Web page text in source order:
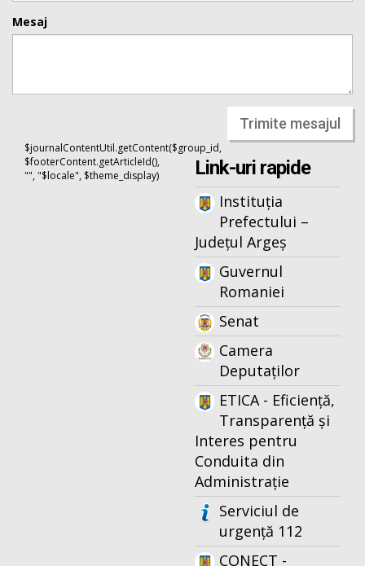
Mesaj
Trimite mesajul
$journalContentUtil.getContent($group_id,
$footerContent.getArticleId(),
"", "$locale", $theme_display)
Link-uri rapide
Instituția
Prefectului –
Județul Argeș
Guvernul
Romaniei
Senat
Camera
Deputaților
ETICA - Eficiență,
Transparență și
Interes pentru
Conduita din
Administrație
Serviciul de
urgență 112
CONECT -